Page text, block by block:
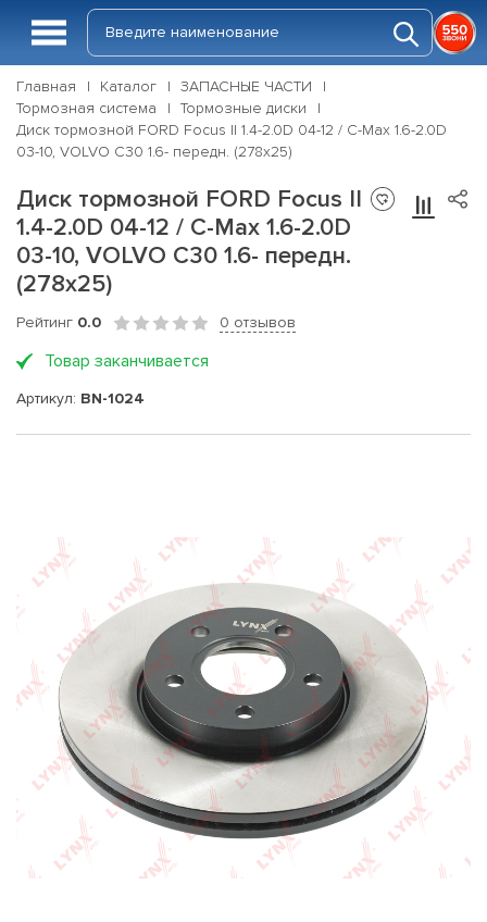
Главная Каталог
ЗАПАСНЫЕ ЧАСТИ
Тормозная система
Тормозные диски
Диск тормозной FORD Focus II 1.4-2.0D 04-12 / C-Max 1.6-2.0D
03-10, VOLVO C30 1.6- передн. (278x25)
Диск тормозной FORD Focus II
1.4-2.0D 04-12 / C-Max 1.6-2.0D
03-10, VOLVO C30 1.6- передн.
(278x25)
Рейтинг 0.0 0 отзывов
Товар заканчивается
Артикул: BN-1024